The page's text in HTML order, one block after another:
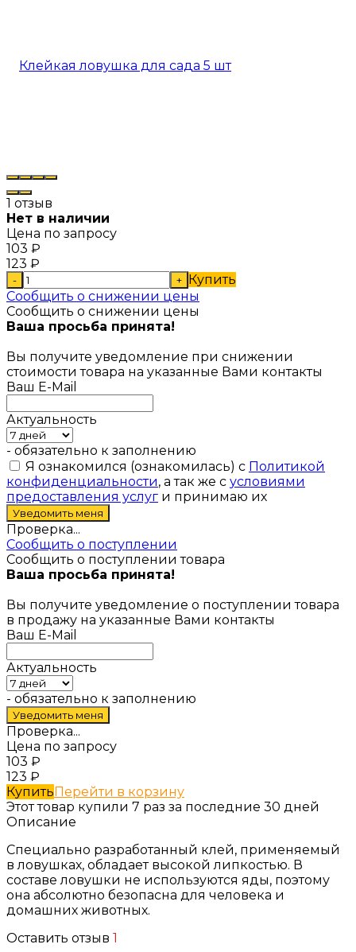
1 отзыв
Нет в наличии
Цена по запросу
103 ₽
123 ₽
- + Купить
Сообщить о снижении цены
Сообщить о снижении цены
Ваша просьба принята!
Вы получите уведомление при снижении
стоимости товара на указанные Вами контакты
Ваш E-Mail
Актуальность
- обязательно к заполнению
Я ознакомился (ознакомилась) с Политикой
конфиденциальности, а так же с условиями
предоставления услуг и принимаю их
Проверка...
Сообщить о поступлении
Сообщить о поступлении товара
Ваша просьба принята!
Вы получите уведомление о поступлении товара
в продажу на указанные Вами контакты
Ваш E-Mail
Актуальность
- обязательно к заполнению
Проверка...
Цена по запросу
103 ₽
123 ₽
КупитьПерейти в корзину
Этот товар купили 7 раз за последние 30 дней
Описание
Специально разработанный клей, применяемый
в ловушках, обладает высокой липкостью. В
составе ловушки не используются яды, поэтому
она абсолютно безопасна для человека и
домашних животных.
Оставить отзыв 1